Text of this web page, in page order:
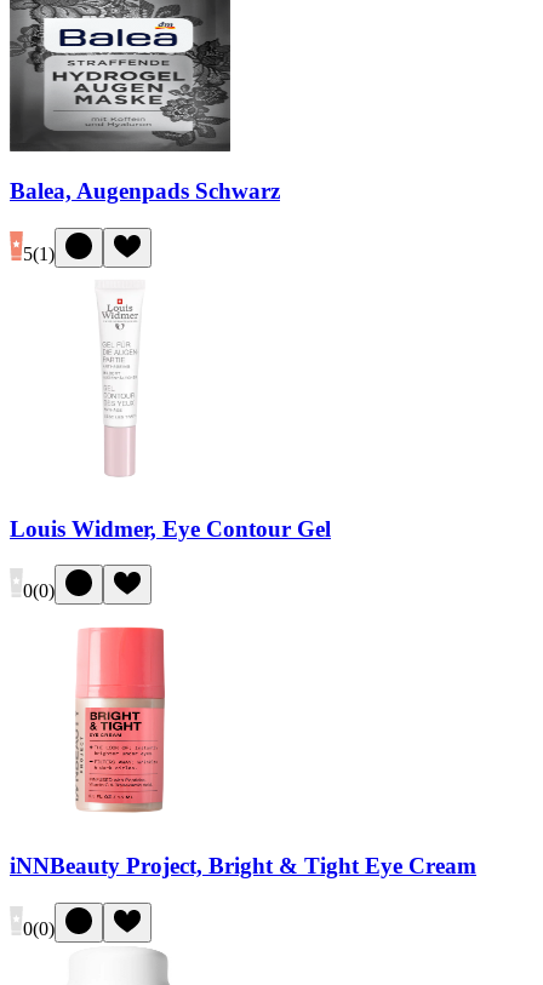
Balea, Augenpads Schwarz
5(1)
Louis Widmer, Eye Contour Gel
0(0)
iNNBeauty Project, Bright & Tight Eye Cream
0(0)